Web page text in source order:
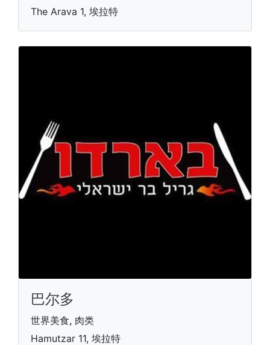
The Arava 1, 埃拉特
巴尔多
世界美食, 肉类
Hamutzar 11, 埃拉特